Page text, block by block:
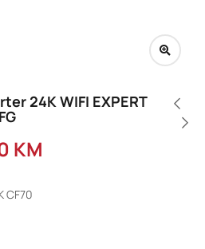
24K WIFI EXPERT
KM
CF70